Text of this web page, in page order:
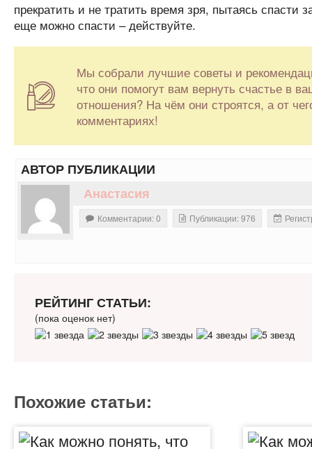
прекратить и не тратить время зря, пытаясь
еще можно спасти – действуйте.
Мы собрали лучшие советы и
что они помогут вам вернуть счастье в
отношения? На чём они строятся, а от
комментариях!
АВТОР ПУБЛИКАЦИИ
Анастасия
Комментарии: 0 Публикации: 976
РЕЙТИНГ СТАТЬИ:
(пока оценок нет)
Похожие статьи: